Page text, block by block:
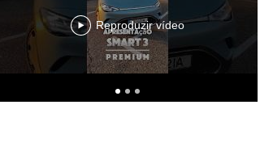
Reproduzir vídeo